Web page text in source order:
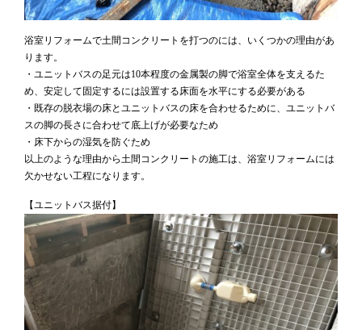
浴室リフォームで土間コンクリートを打つのには、いくつかの理由があ
ります。
・ユニットバスの足元は10本程度の金属製の脚で浴室全体を支えるた
め、安定して固定するには設置する床面を水平にする必要がある
・既存の脱衣場の床とユニットバスの床を合わせるために、ユニットバ
スの脚の長さに合わせて底上げが必要なため
・床下からの湿気を防ぐため
以上のような理由から土間コンクリートの施工は、浴室リフォームには
欠かせない工程になります。
【ユニットバス据付】